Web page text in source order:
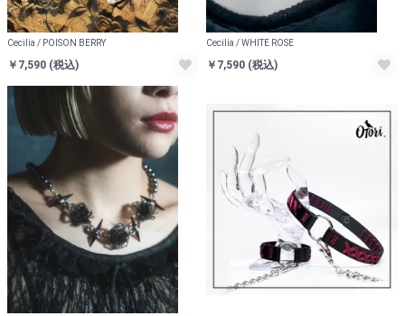
Cecilia / POISON BERRY
￥7,590 (税込)
Cecilia / WHITE ROSE
￥7,590 (税込)